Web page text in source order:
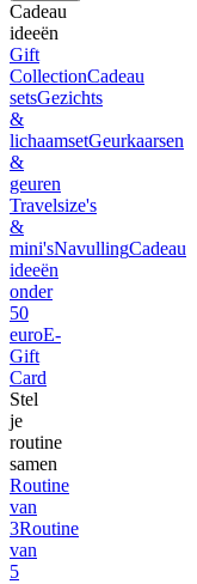
Cadeau
ideeën
Gift
CollectionCadeau
setsGezichts
&
lichaamsetGeurkaarsen
&
geuren
Travelsize's
&
mini'sNavullingCadeau
ideeën
onder
50
euroE-
Gift
Card
Stel
je
routine
samen
Routine
van
3Routine
van
5